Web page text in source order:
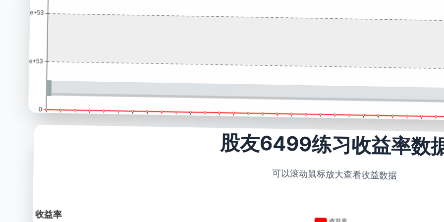
股友6499练习收益率数
可以滚动鼠标放大查看收益数据